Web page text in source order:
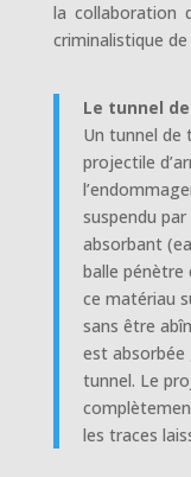
la collaboration
criminalistique de
Le tunnel
Un tunnel de
projectile
suspendu
absorbant
balle pénètre
ce matériau
sans être
est absorbée
tunnel. Le
les traces